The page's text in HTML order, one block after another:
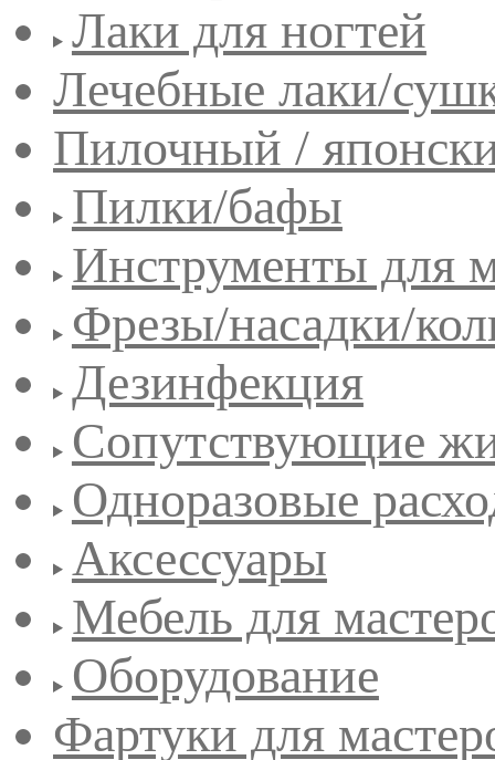
Лаки для ногтей
Лечебные лаки/
Пилочный /
Пилки/бафы
Инструменты для
Фрезы/насадки/
Дезинфекция
Сопутствующие
Одноразовые
Аксессуары
Мебель для
Оборудование
Фартуки для